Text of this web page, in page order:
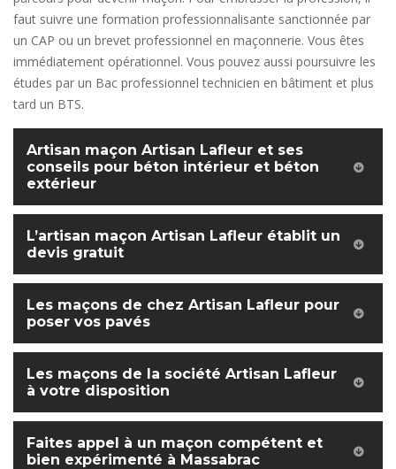
faut suivre une formation professionnalisante sanctionnée par
un CAP ou un brevet professionnel en maçonnerie. Vous êtes
immédiatement opérationnel. Vous pouvez aussi poursuivre les
études par un Bac professionnel technicien en bâtiment et plus
tard un BTS.
Artisan maçon Artisan Lafleur et ses
conseils pour béton intérieur et béton
extérieur
L’artisan maçon Artisan Lafleur établit un
devis gratuit
Les maçons de chez Artisan Lafleur pour
poser vos pavés
Les maçons de la société Artisan Lafleur
à votre disposition
Faites appel à un maçon compétent et
bien expérimenté à Massabrac